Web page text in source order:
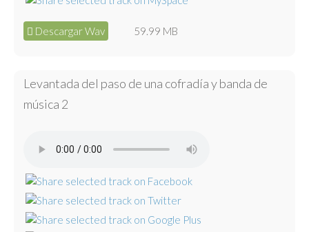
Descargar Wav 59.99 MB
Levantada del paso de una cofradía y banda de
música 2